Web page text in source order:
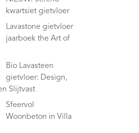
kwartsiet gietvloer
Lavastone gietvloer
jaarboek the Art of
Bio Lavasteen
gietvloer: Design,
Slijtvast
Sfeervol
Woonbeton in Villa